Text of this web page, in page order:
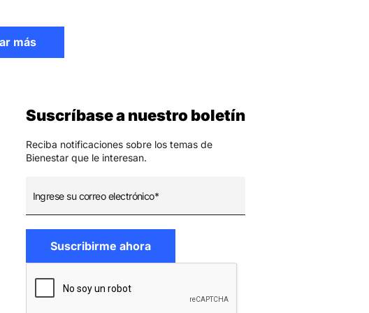
más
Suscríbase a nuestro boletín
Reciba notificaciones sobre los temas de
Bienestar que le interesan.